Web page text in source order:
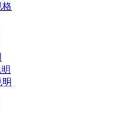
格
明